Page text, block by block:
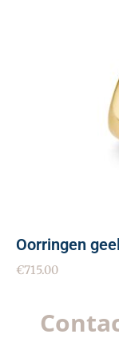
Oorringen
€715.00